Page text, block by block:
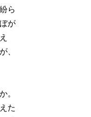
ら
が
、
。
た